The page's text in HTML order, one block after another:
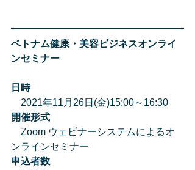
ベトナム健康・美容ビジネスオンライ
ンセミナー
日時
2021年11月26日(金)15:00～16:30
開催形式
Zoom ウェビナーシステムによるオ
ンラインセミナー
申込者数